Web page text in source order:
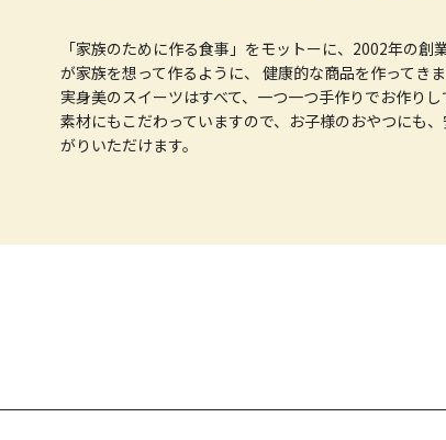
「家族のために作る食事」をモットーに、2002年の創
が家族を想って作るように、 健康的な商品を作ってきま
実身美のスイーツはすべて、一つ一つ手作りでお作りし
素材にもこだわっていますので、お子様のおやつにも
がりいただけます。